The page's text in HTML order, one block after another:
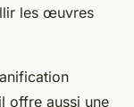
les œuvres
offre aussi une